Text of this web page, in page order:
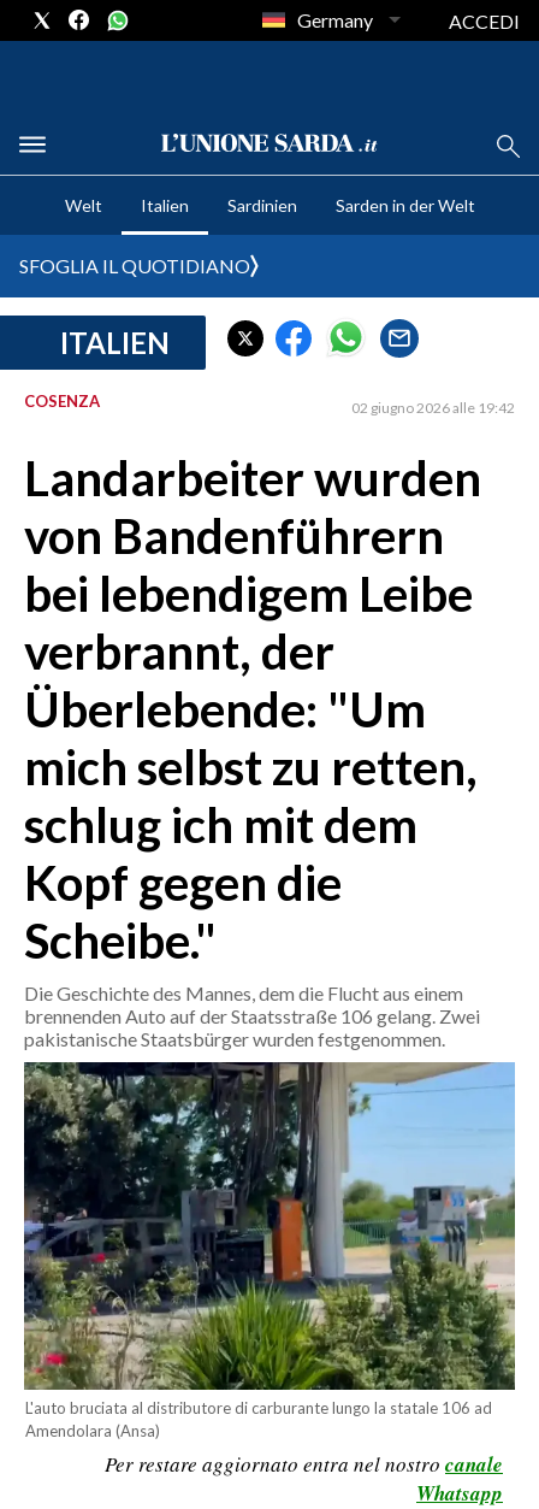
CRONACA SARDEGNA
CAGLIARI
SULCIS IGLESIENTE
MEDIO CAMPIDANO
ORISTANO E PROVINCIA
SASSARI E PROVINCIA
NUORO E PROVINCIA
OGLIASTRA
AGENDA
CRONACA
MONDO
POLITICA
ECONOMIA
SERVIZI ALLE IMPRESE
LAVORO
SPORT
RISULTATI E CLASSIFICHE
CALCIO
CALCIO REGIONALE
BASKET
VOLLEY
MOTORI
TENNIS
ALTRI SPORT
CULTURA
SPETTACOLI
Germany ACCEDI
Welt Italien Sardinien Sarden in der Welt
SFOGLIA IL QUOTIDIANO
ITALIEN
COSENZA 02 giugno 2026 alle 19:42
Landarbeiter wurden
von Bandenführern
bei lebendigem Leibe
verbrannt, der
Überlebende: "Um
mich selbst zu retten,
schlug ich mit dem
Kopf gegen die
Scheibe."
Die Geschichte des Mannes, dem die Flucht aus einem
brennenden Auto auf der Staatsstraße 106 gelang. Zwei
pakistanische Staatsbürger wurden festgenommen.
L'auto bruciata al distributore di carburante lungo la statale 106 ad
Amendolara (Ansa)
Per restare aggiornato entra nel nostro canale
Whatsapp